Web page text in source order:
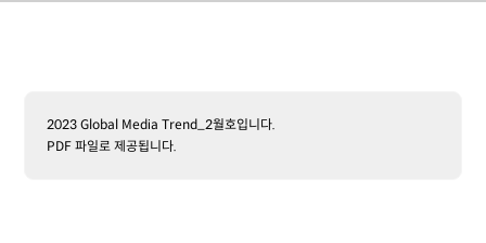
2023 Global Media Trend_2월호입니다.
PDF 파일로 제공됩니다.